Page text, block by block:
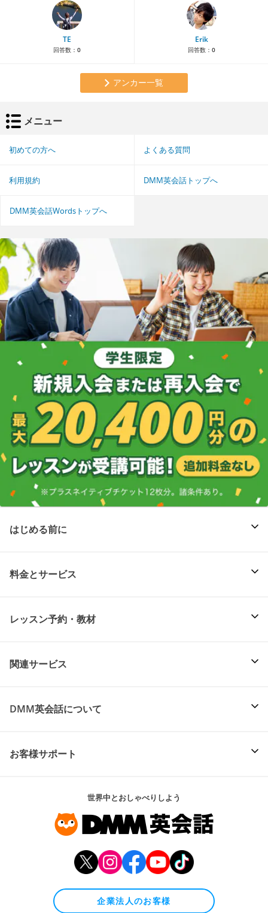
TE
回答数： 0
Erik
回答数： 0
アンカー一覧
メニュー
初めての方へ よくある質問
利用規約 DMM英会話トップへ
DMM英会話Wordsトップへ
はじめる前に
料金とサービス
レッスン予約・教材
関連サービス
DMM英会話について
お客様サポート
世界中とおしゃべりしよう
企業法人のお客様